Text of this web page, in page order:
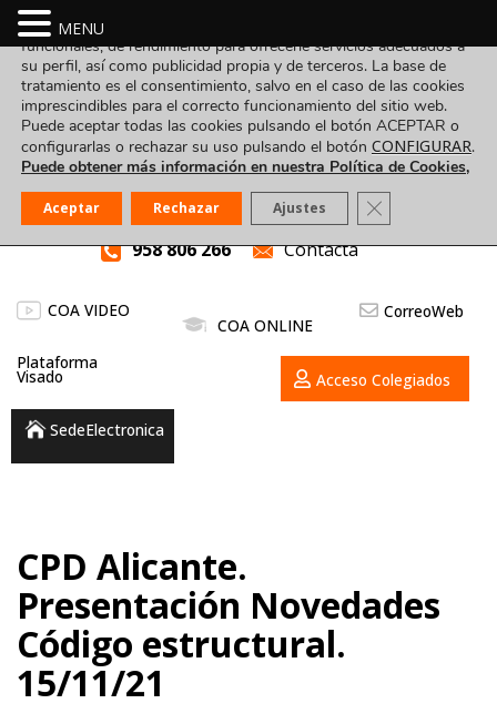
958 806 266 Contacta
COA VIDEO
COA ONLINE
CorreoWeb
Plataforma
Visado Acceso Colegiados
SedeElectronica
CPD Alicante.
Presentación Novedades
Código estructural.
15/11/21
MENU
Utilizamos cookies propias y de terceros para fines analíticos,
funcionales, de rendimiento para ofrecerle servicios adecuados a
su perfil, así como publicidad propia y de terceros. La base de
tratamiento es el consentimiento, salvo en el caso de las cookies
imprescindibles para el correcto funcionamiento del sitio web.
Puede aceptar todas las cookies pulsando el botón ACEPTAR o
configurarlas o rechazar su uso pulsando el botón CONFIGURAR.
Puede obtener más información en nuestra Política de Cookies,
Aceptar Rechazar Ajustes Cerrar el banner